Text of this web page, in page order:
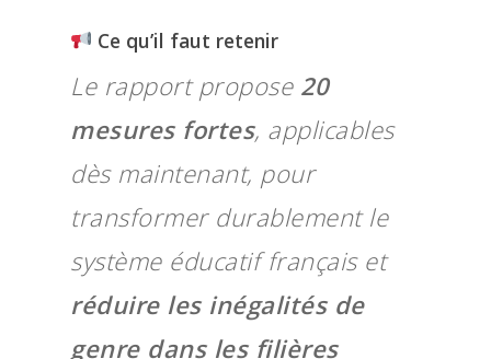
Ce qu’il faut retenir
Le rapport propose 20
mesures fortes, applicables
dès maintenant, pour
transformer durablement le
système éducatif français et
réduire les inégalités de
genre dans les filières